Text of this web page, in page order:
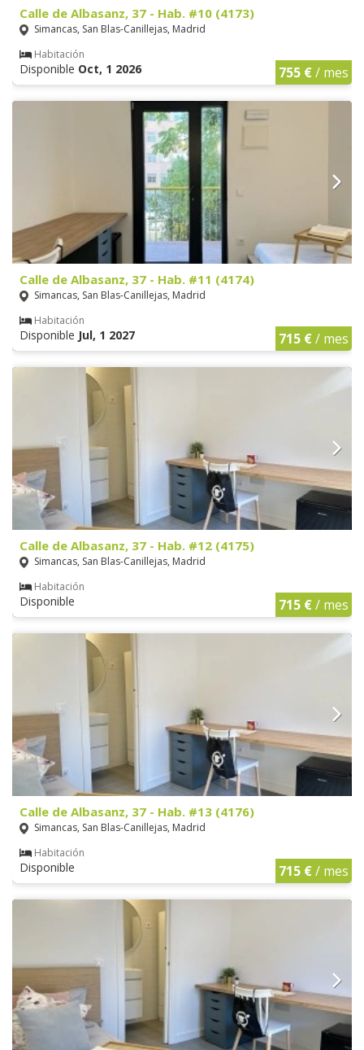
Calle de Albasanz, 37 - Hab. #10 (4173)
Simancas, San Blas-Canillejas, Madrid
Habitación
Disponible Oct, 1 2026 755 €/ mes
Calle de Albasanz, 37 - Hab. #11 (4174)
Simancas, San Blas-Canillejas, Madrid
Habitación
Disponible Jul, 1 2027 715 €/ mes
Calle de Albasanz, 37 - Hab. #12 (4175)
Simancas, San Blas-Canillejas, Madrid
Habitación
Disponible 715 €/ mes
Calle de Albasanz, 37 - Hab. #13 (4176)
Simancas, San Blas-Canillejas, Madrid
Habitación
Disponible 715 €/ mes